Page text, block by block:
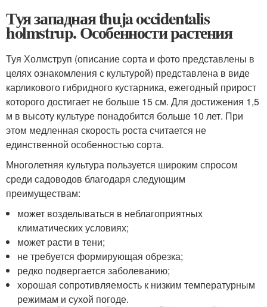
Туя западная thuja occidentalis
holmstrup. Особенности растения
Туя Холмструп (описание сорта и фото представлены в
целях ознакомления с культурой) представлена в виде
карликового гибридного кустарника, ежегодный прирост
которого достигает не больше 15 см. Для достижения 1,5
м в высоту культуре понадобится больше 10 лет. При
этом медленная скорость роста считается не
единственной особенностью сорта.
Многолетняя культура пользуется широким спросом
среди садоводов благодаря следующим
преимуществам:
может возделываться в неблагоприятных
климатических условиях;
может расти в тени;
не требуется формирующая обрезка;
редко подвергается заболеванию;
хорошая сопротивляемость к низким температурным
режимам и сухой погоде.